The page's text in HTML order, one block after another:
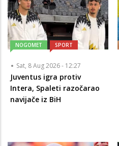
NOGOMET SPORT
Sat, 8 Aug 2026 - 12:27
Juventus igra protiv
Intera, Spaleti razočarao
navijače iz BiH